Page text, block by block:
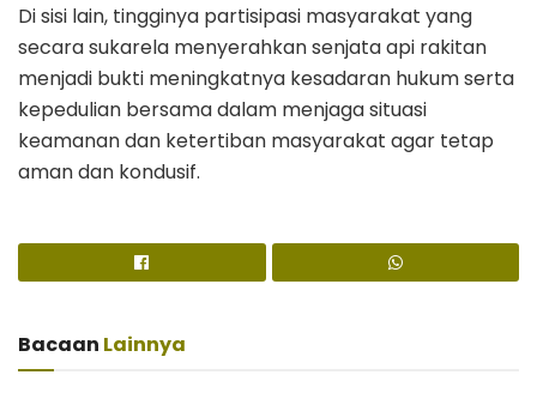
Di sisi lain, tingginya partisipasi masyarakat yang
secara sukarela menyerahkan senjata api rakitan
menjadi bukti meningkatnya kesadaran hukum serta
kepedulian bersama dalam menjaga situasi
keamanan dan ketertiban masyarakat agar tetap
aman dan kondusif.
Bacaan Lainnya